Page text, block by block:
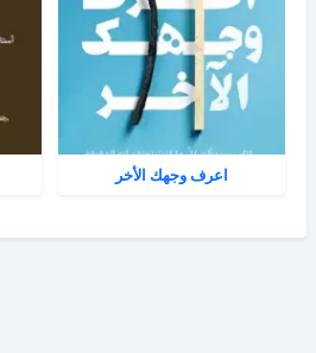
اعرف وجهك الأخر